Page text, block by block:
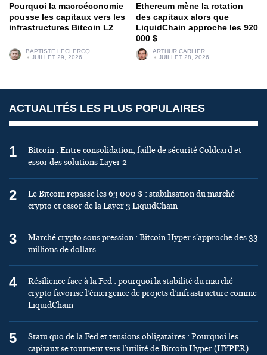
Pourquoi la macroéconomie
pousse les capitaux vers les
infrastructures Bitcoin L2
BAPTISTE LECLERCQ
JUILLET 29, 2026
Ethereum mène la rotation
des capitaux alors que
LiquidChain approche les 920
000 $
ARTHUR CARLIER
JUILLET 28, 2026
ACTUALITÉS LES PLUS POPULAIRES
1
Bitcoin : Entre consolidation, faille de sécurité Coldcard et
essor des solutions Layer 2
2
Le Bitcoin repasse les 63 000 $ : stabilisation du marché
crypto et essor de la Layer 3 LiquidChain
3
Marché crypto sous pression : Bitcoin Hyper s’approche des 33
millions de dollars
4
Résilience face à la Fed : pourquoi la stabilité du marché
crypto favorise l’émergence de projets d’infrastructure comme
LiquidChain
5
Statu quo de la Fed et tensions obligataires : Pourquoi les
capitaux se tournent vers l’utilité de Bitcoin Hyper (HYPER)